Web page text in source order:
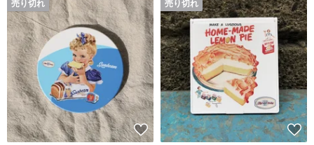
売り切れ 売り切れ